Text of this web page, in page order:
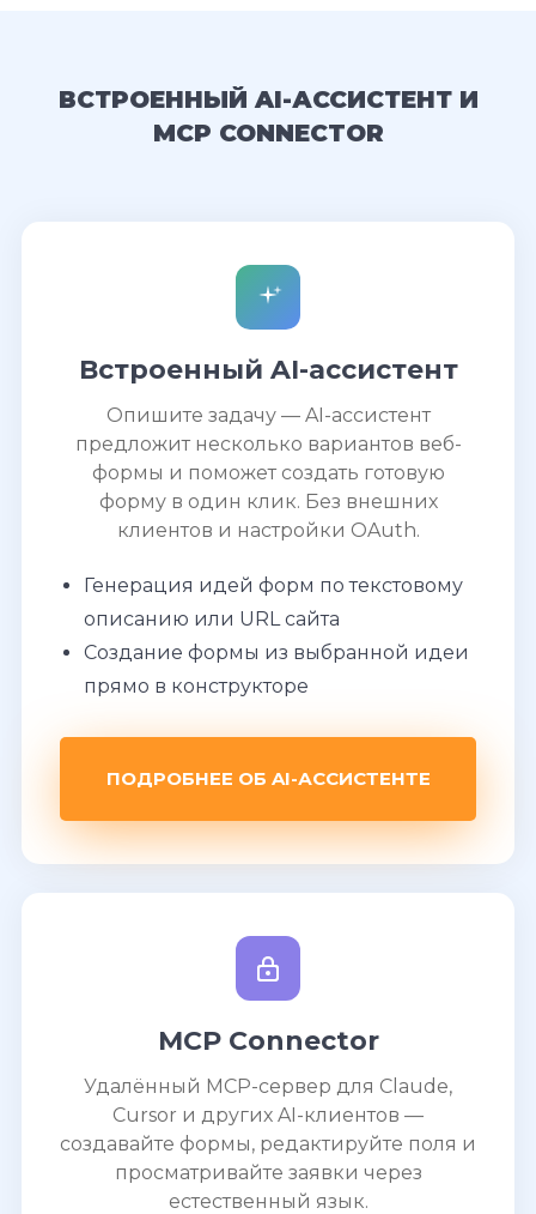
ВСТРОЕННЫЙ AI-АССИСТЕНТ И
MCP CONNECTOR
Встроенный AI-ассистент
Опишите задачу — AI-ассистент
предложит несколько вариантов веб-
формы и поможет создать готовую
форму в один клик. Без внешних
клиентов и настройки OAuth.
Генерация идей форм по текстовому
описанию или URL сайта
Создание формы из выбранной идеи
прямо в конструкторе
ПОДРОБНЕЕ ОБ AI-АССИСТЕНТЕ
MCP Connector
Удалённый MCP-сервер для Claude,
Cursor и других AI-клиентов —
создавайте формы, редактируйте поля и
просматривайте заявки через
естественный язык.